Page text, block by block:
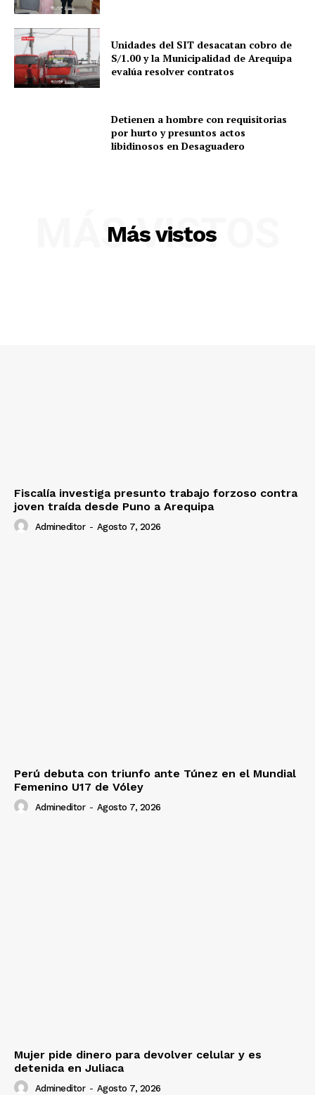
Unidades del SIT desacatan cobro de
S/1.00 y la Municipalidad de Arequipa
evalúa resolver contratos
Detienen a hombre con requisitorias
por hurto y presuntos actos
libidinosos en Desaguadero
Más vistos
MÁS VISTOS
Fiscalía investiga presunto trabajo forzoso contra
joven traída desde Puno a Arequipa
Admineditor - Agosto 7, 2026
Perú debuta con triunfo ante Túnez en el Mundial
Femenino U17 de Vóley
Admineditor - Agosto 7, 2026
Mujer pide dinero para devolver celular y es
detenida en Juliaca
Admineditor - Agosto 7, 2026